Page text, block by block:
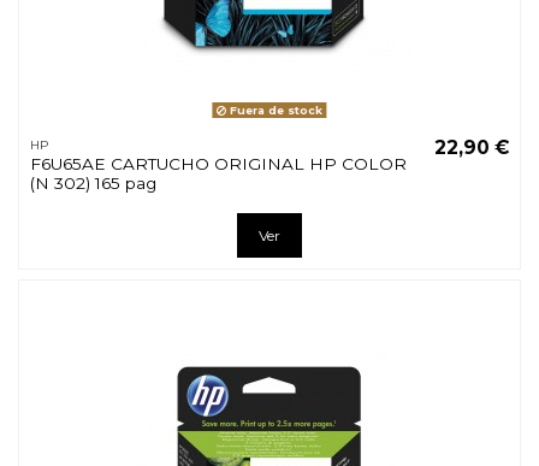
Fuera de stock
HP
F6U65AE CARTUCHO ORIGINAL HP COLOR
(N 302) 165 pag
22,90 €
Ver